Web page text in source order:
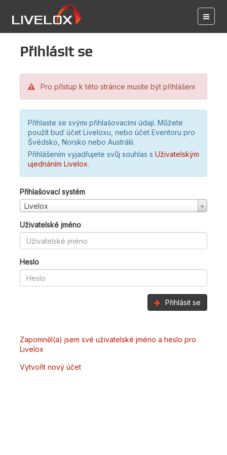
Přihlásit se
Pro přístup k této stránce musíte být přihlášeni
Přihlaste se svými přihlašovacími údají. Můžete
použít buď účet Liveloxu, nebo účet Eventoru pro
Švédsko, Norsko nebo Austrálii.
Přihlášením vyjadřujete svůj souhlas s Uživatelským
ujednáním Livelox.
Přihlašovací systém
Livelox
Uživatelské jméno
Heslo
Přihlásit se
Zapomněl(a) jsem své uživatelské jméno a heslo pro
Livelox
Vytvořit nový účet